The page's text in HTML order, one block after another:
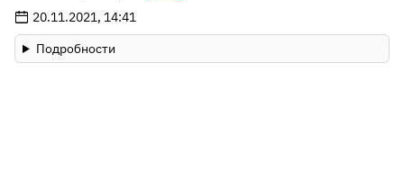
20.11.2021, 14:41
Подробности